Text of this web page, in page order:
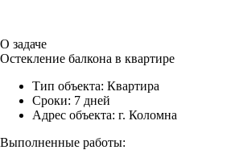
О задаче
Остекление балкона в квартире
Тип объекта: Квартира
Сроки: 7 дней
Адрес объекта: г. Коломна
Выполненные работы: